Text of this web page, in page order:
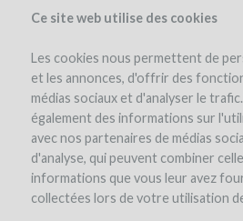
Ce site web utilise des cookies
Les cookies nous permettent de
et les annonces, d'offrir des
médias sociaux et d'analyser le
également des informations sur
avec nos partenaires de médias
d'analyse, qui peuvent combiner
informations que vous leur avez
collectées lors de votre utilisation